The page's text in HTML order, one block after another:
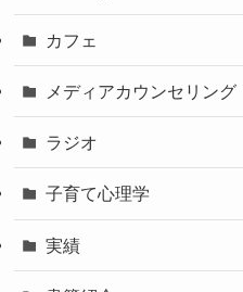
カフェ
メディアカウンセリング
ラジオ
子育て心理学
実績